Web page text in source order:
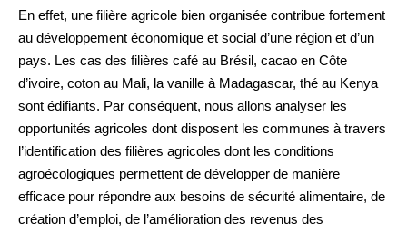
En effet, une filière agricole bien organisée contribue fortement
au développement économique et social d’une région et d’un
pays. Les cas des filières café au Brésil, cacao en Côte
d’ivoire, coton au Mali, la vanille à Madagascar, thé au Kenya
sont édifiants. Par conséquent, nous allons analyser les
opportunités agricoles dont disposent les communes à travers
l’identification des filières agricoles dont les conditions
agroécologiques permettent de développer de manière
efficace pour répondre aux besoins de sécurité alimentaire, de
création d’emploi, de l’amélioration des revenus des